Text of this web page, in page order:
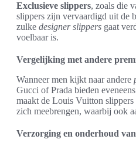
Exclusieve slippers, zoals die
slippers zijn vervaardigd uit de
zulke designer slippers gaat
voelbaar is.
Vergelijking met andere
Wanneer men kijkt naar andere
Gucci of Prada bieden
maakt de Louis Vuitton
zich meebrengen, waarbij ook
Verzorging en onderhoud